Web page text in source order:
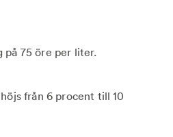
på 75 öre per liter.
från 6 procent till 10